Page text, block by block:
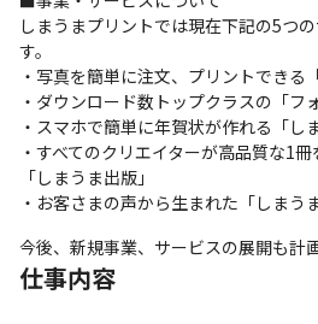
しまうまプリントでは現在下記の5つ
す。
・写真を簡単に注文、プリントできる
・ダウンロード数トップクラスの「フ
・スマホで簡単に年賀状が作れる「し
・すべてのクリエイターが高品質な1
「しまうま出版」
・お客さまの声から生まれた「しまう
今後、新規事業、サービスの展開も計
仕事内容